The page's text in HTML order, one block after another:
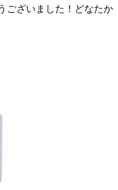
ございました！どなたか